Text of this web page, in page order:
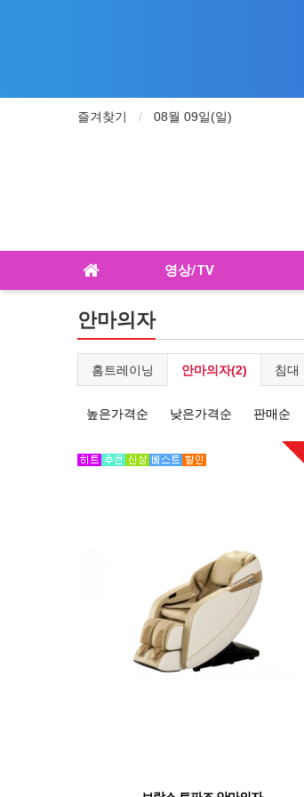
즐겨찾기 08월 09일(일)
영상/TV
안마의자
홈트레이닝 안마의자(2) 침대
높은가격순 낮은가격순 판매순